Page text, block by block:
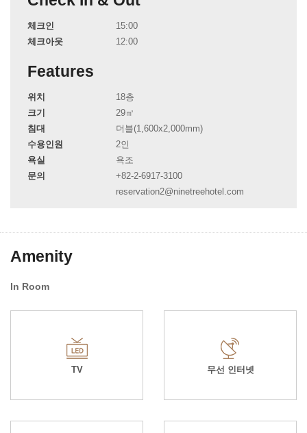
체크인
15:00
체크아웃
12:00
Features
위치
18층
크기
29㎡
침대
더블(1,600x2,000mm)
수용인원
2인
욕실
욕조
문의
+82-2-6917-3100
reservation2@ninetreehotel.com
Amenity
In Room
TV 무선 인터넷